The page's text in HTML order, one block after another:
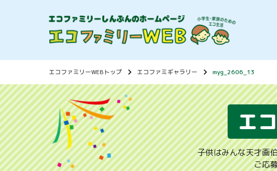
エコファミリーWEBトップ エコファミギャラリー myg_2606_13
エ
子供はみんな天才画
ご応